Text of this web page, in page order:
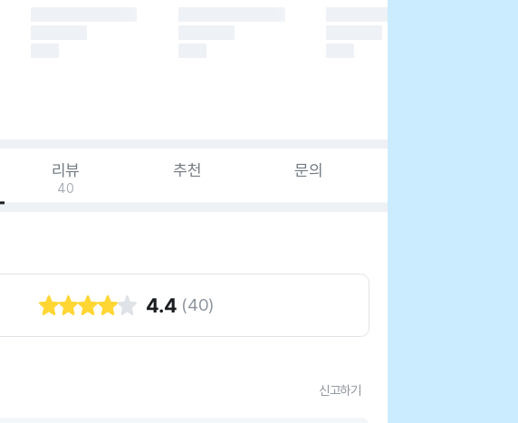
리뷰
40
추천 문의
4.4 (40)
신고하기